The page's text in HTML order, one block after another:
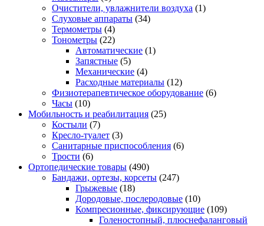
Очистители, увлажнители воздуха (1)
Слуховые аппараты (34)
Термометры (4)
Тонометры (22)
Автоматические (1)
Запястные (5)
Механические (4)
Расходные материалы (12)
Физиотерапевтическое оборудование (6)
Часы (10)
Мобильность и реабилитация (25)
Костыли (7)
Кресло-туалет (3)
Санитарные приспособления (6)
Трости (6)
Ортопедические товары (490)
Бандажи, ортезы, корсеты (247)
Грыжевые (18)
Дородовые, послеродовые (10)
Компресионные, фиксирующие (109)
Голеностопный, плюснефаланговый